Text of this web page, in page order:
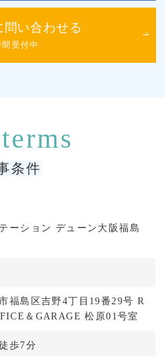
問い合わせる
間受付中
条件
ーション デューン大阪福島
福島区吉野4丁目19番29号 R
＆GARAGE 松原01号室
歩7分